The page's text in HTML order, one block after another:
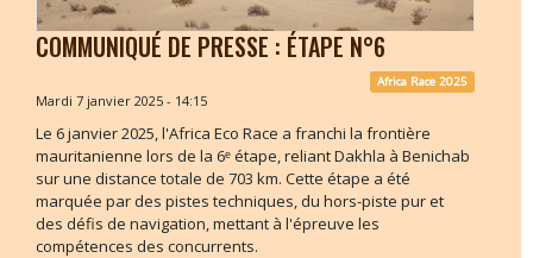
COMMUNIQUÉ DE PRESSE : ÉTAPE N°6
Africa Race 2025
Mardi 7 janvier 2025 - 14:15
Le 6 janvier 2025, l'Africa Eco Race a franchi la frontière
mauritanienne lors de la 6ᵉ étape, reliant Dakhla à Benichab
sur une distance totale de 703 km. Cette étape a été
marquée par des pistes techniques, du hors-piste pur et
des défis de navigation, mettant à l'épreuve les
compétences des concurrents.